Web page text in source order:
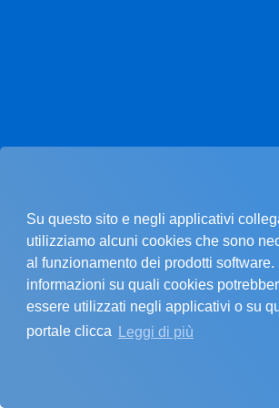
Pagina non
La pagina che stai cercando
SI È VERIFICATO UN PROBLEMA
Su questo sito e negli applicativi
utilizziamo alcuni cookies che sono
al funzionamento dei prodotti software.
informazioni su quali cookies
essere utilizzati negli applicativi o su
portale clicca
Leggi di più